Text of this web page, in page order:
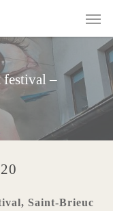
festival –
Saint-Brieuc